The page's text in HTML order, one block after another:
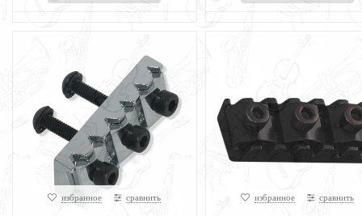
избранное сравнить избранное сравнить